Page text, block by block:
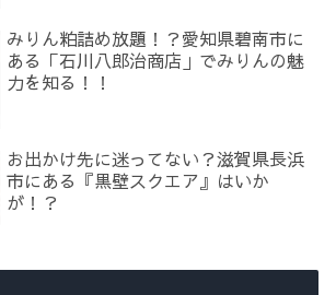
みりん粕詰め放題！？愛知県碧南市に
ある「石川八郎治商店」でみりんの魅
力を知る！！
お出かけ先に迷ってない？滋賀県長浜
市にある『黒壁スクエア』はいか
が！？